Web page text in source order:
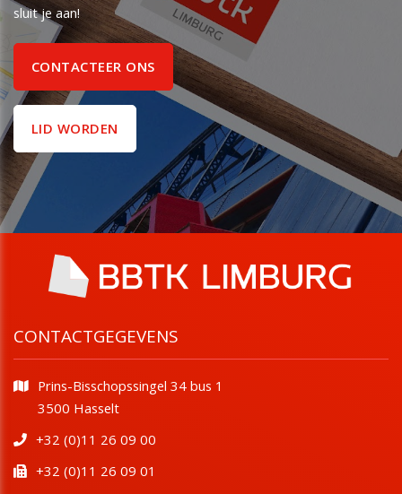
sluit je aan!
CONTACTEER ONS
LID WORDEN
CONTACTGEGEVENS
Prins-Bisschopssingel 34 bus 1
​​​​​​​3500 Hasselt
+32 (0)11 26 09 00
+32 (0)11 26 09 01